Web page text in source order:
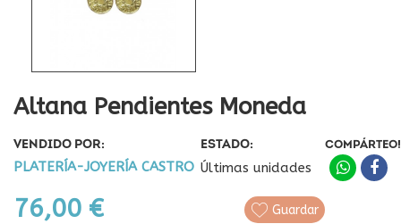
Altana Pendientes Moneda
VENDIDO POR:
PLATERÍA-JOYERÍA CASTRO
ESTADO:
Últimas unidades
76,00 €
COMPÁRTEO!
Guardar